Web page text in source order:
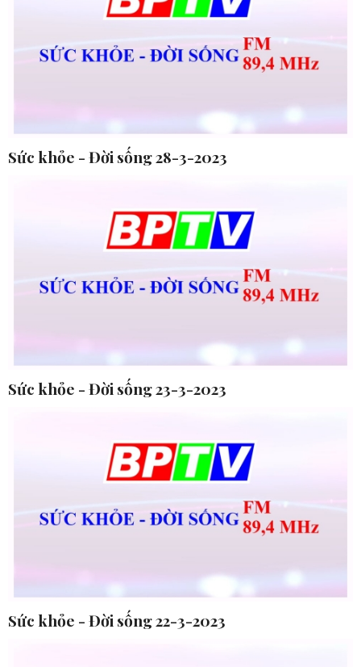
Sức khỏe - Đời sống 28-3-2023
Sức khỏe - Đời sống 23-3-2023
Sức khỏe - Đời sống 22-3-2023